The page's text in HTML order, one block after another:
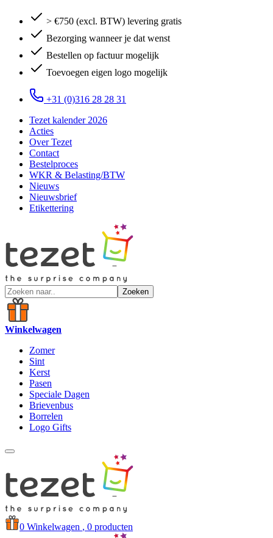
> €750 (excl. BTW) levering gratis
Bezorging wanneer je dat wenst
Bestellen op factuur mogelijk
Toevoegen eigen logo mogelijk
+31 (0)316 28 28 31
Tezet kalender 2026
Acties
Over Tezet
Contact
Bestelproces
WKR & Belasting/BTW
Nieuws
Nieuwsbrief
Etikettering
Zoeken
Winkelwagen
Zomer
Sint
Kerst
Pasen
Speciale Dagen
Brievenbus
Borrelen
Logo Gifts
0 Winkelwagen , 0 producten